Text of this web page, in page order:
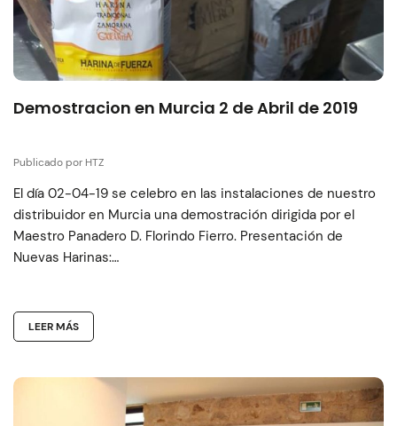
Demostracion en Murcia 2 de Abril de 2019
Publicado por HTZ
El día 02-04-19 se celebro en las instalaciones de nuestro
distribuidor en Murcia una demostración dirigida por el
Maestro Panadero D. Florindo Fierro. Presentación de
Nuevas Harinas:…
LEER MÁS